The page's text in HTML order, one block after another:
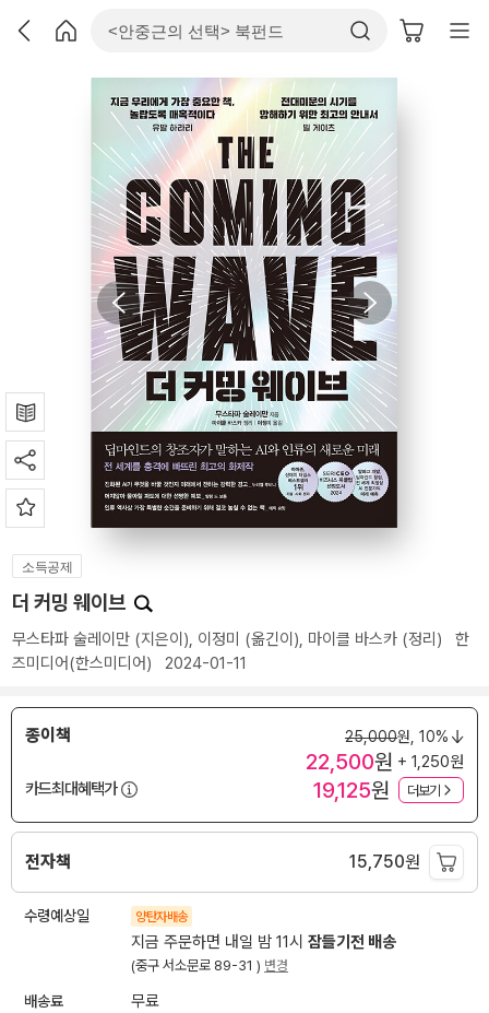
소득공제
더 커밍 웨이브
무스타파 술레이만 (지은이), 이정미 (옮긴이), 마이클 바스카 (정리) 한
즈미디어(한스미디어) 2024-01-11
종이책 25,000원, 10%
22,500원 + 1,250원
카드최대혜택가
19,125원 더보기
전자책 15,750원
수령예상일 양탄자배송
지금 주문하면 내일 밤 11시 잠들기전 배송
(중구 서소문로 89-31 ) 변경
배송료 무료